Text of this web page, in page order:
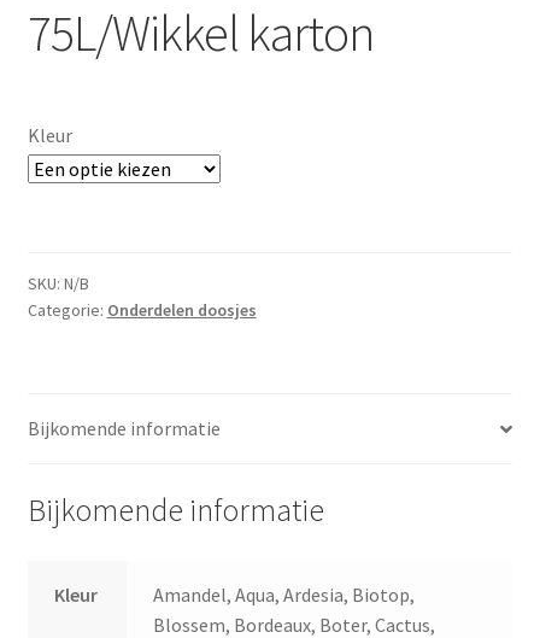
75L/Wikkel karton
Kleur
SKU: N/B
Categorie: Onderdelen doosjes
Bijkomende informatie
Bijkomende informatie
Kleur
Amandel, Aqua, Ardesia, Biotop,
Blossem, Bordeaux, Boter, Cactus,